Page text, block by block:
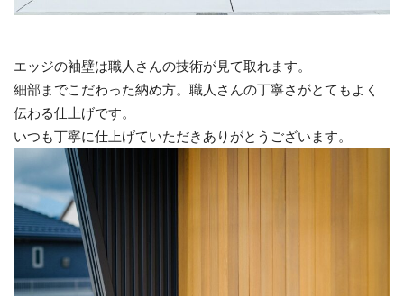
エッジの袖壁は職人さんの技術が見て取れます。
細部までこだわった納め方。職人さんの丁寧さがとてもよく
伝わる仕上げです。
いつも丁寧に仕上げていただきありがとうございます。